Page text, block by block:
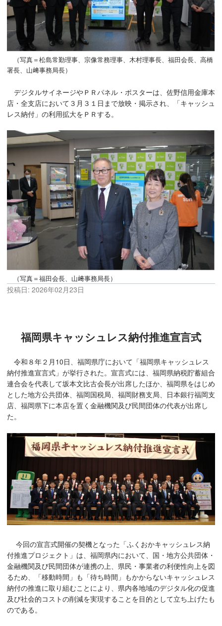
（写真＝松島常勤理事、宗像常務理事、木村理事長、福田会長、高橋
署長、山﨑事務局長）
デジタルサイネージやＰＲパネル・ポスターは、佐野信用金庫本
店・全支店において３月３１日まで放映・掲示され、「キャッシュ
レス納付」の利用拡大をＰＲする。
（写真＝福田会長、山﨑事務局長）
投稿日: 2026年02月23日
福岡県キャッシュレス納付推進宣言式
令和８年２月10日、福岡県庁において「福岡県キャッシュレス
納付推進宣言式」が挙行された。宣言式には、福岡県納税貯蓄組合
連合会を代表して坂本文比古会長が出席したほか、福岡県をはじめ
とした地方公共団体、福岡国税局、福岡財務支局、日本銀行福岡支
店、福岡県下に本店を置く金融機関及び民間団体の代表が出席し
た。
今回の宣言式開催の契機となった「ふくおかキャッシュレス納
付推進プロジェクト」は、福岡県内において、国・地方公共団体・
金融機関及び民間団体が連携の上、県民・事業者の利便性向上を図
るため、「移動時間」も「待ち時間」もかからないキャッシュレス
納付の推進に取り組むことにより、県内各地域のデジタル化の促進
及び社会的コストの削減を実現することを目的として立ち上げたも
のである。